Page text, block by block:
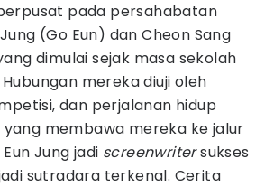
pada persahabatan
(Go Eun) dan Cheon Sang
dimulai sejak masa sekolah
mereka diuji oleh
dan perjalanan hidup
membawa mereka ke jalur
Jung jadi screenwritersukses
sutradara terkenal. Cerita